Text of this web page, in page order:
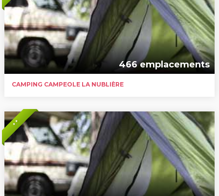
466 emplacements
CAMPING CAMPEOLE LA NUBLIÈRE
* *